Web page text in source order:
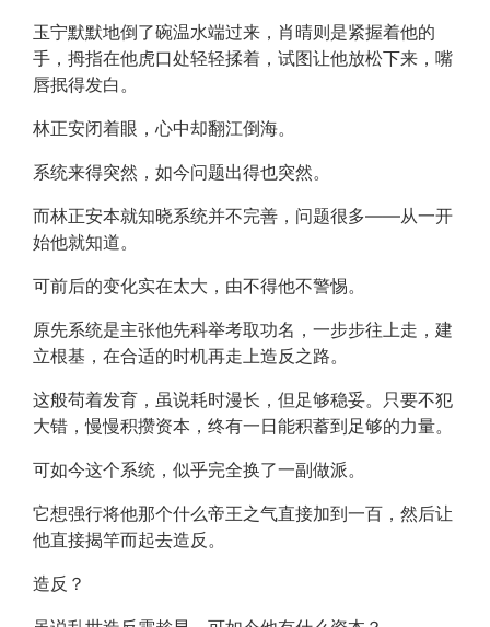
玉宁默默地倒了碗温水端过来，肖晴则是紧握着他的
手，拇指在他虎口处轻轻揉着，试图让他放松下来，嘴
唇抿得发白。
林正安闭着眼，心中却翻江倒海。
系统来得突然，如今问题出得也突然。
而林正安本就知晓系统并不完善，问题很多——从一开
始他就知道。
可前后的变化实在太大，由不得他不警惕。
原先系统是主张他先科举考取功名，一步步往上走，建
立根基，在合适的时机再走上造反之路。
这般苟着发育，虽说耗时漫长，但足够稳妥。只要不犯
大错，慢慢积攒资本，终有一日能积蓄到足够的力量。
可如今这个系统，似乎完全换了一副做派。
它想强行将他那个什么帝王之气直接加到一百，然后让
他直接揭竿而起去造反。
造反？